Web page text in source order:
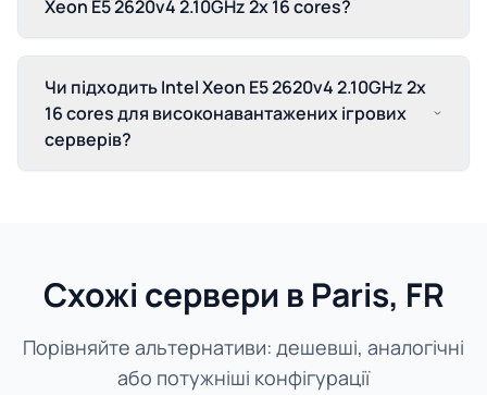
Xeon E5 2620v4 2.10GHz 2x 16 cores?
Чи підходить Intel Xeon E5 2620v4 2.10GHz 2x
16 cores для високонавантажених ігрових
серверів?
Схожі сервери в Paris, FR
Порівняйте альтернативи: дешевші, аналогічні
або потужніші конфігурації